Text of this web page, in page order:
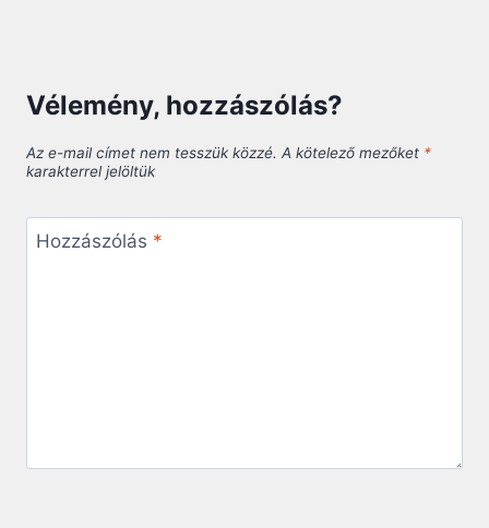
Vélemény, hozzászólás?
Az e-mail címet nem tesszük közzé. A kötelező mezőket *
karakterrel jelöltük
Hozzászólás *